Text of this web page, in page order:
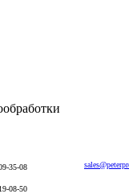
35-08
08-50